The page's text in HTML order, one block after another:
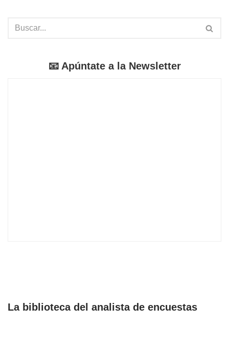
📧 Apúntate a la Newsletter
La biblioteca del analista de encuestas